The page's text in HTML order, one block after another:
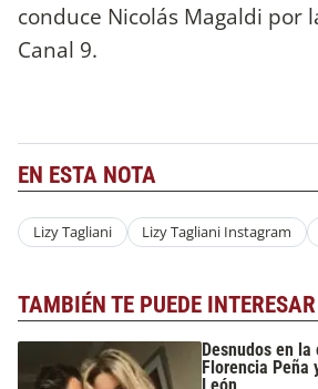
conduce Nicolás Magaldi por
Canal 9.
EN ESTA NOTA
Lizy Tagliani Lizy Tagliani Instagram
TAMBIÉN TE PUEDE INTERESAR
Desnudos en
Florencia Peña